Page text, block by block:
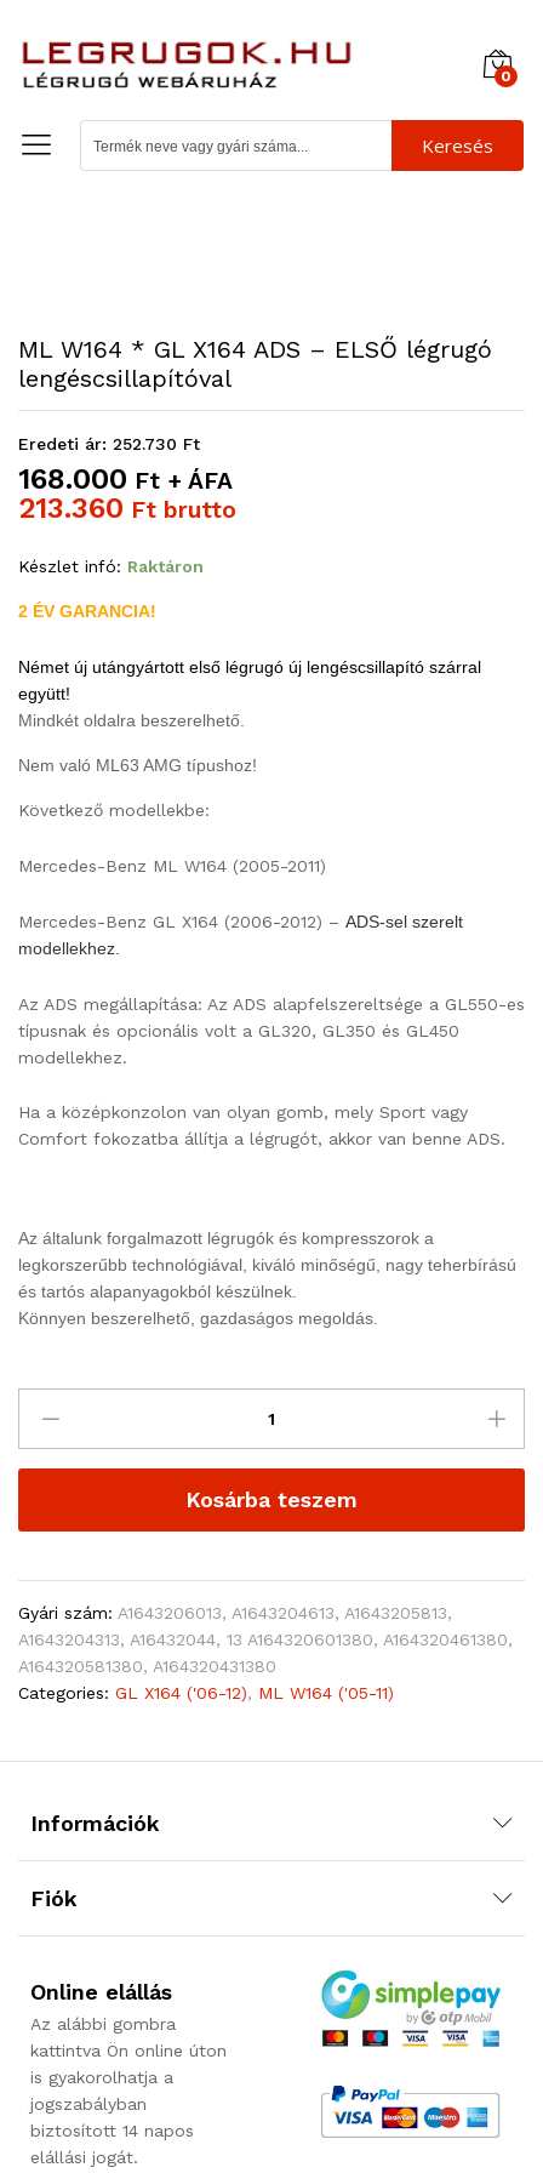
0
Keresés
ML W164 * GL X164 ADS – ELSŐ légrugó
lengéscsillapítóval
Eredeti ár: 252.730 Ft
168.000 Ft + ÁFA
213.360 Ft brutto
Készlet infó: Raktáron
2 ÉV GARANCIA!
Német új utángyártott első légrugó új lengéscsillapító szárral
együtt!
Mindkét oldalra beszerelhető.
Nem való ML63 AMG típushoz!
Következő modellekbe:
Mercedes-Benz ML W164 (2005-2011)
Mercedes-Benz GL X164 (2006-2012) – ADS-sel szerelt
modellekhez.
Az ADS megállapítása: Az ADS alapfelszereltsége a GL550-es
típusnak és opcionális volt a GL320, GL350 és GL450
modellekhez.
Ha a középkonzolon van olyan gomb, mely Sport vagy
Comfort fokozatba állítja a légrugót, akkor van benne ADS.
Az általunk forgalmazott légrugók és kompresszorok a
legkorszerűbb technológiával, kiváló minőségű, nagy teherbírású
és tartós alapanyagokból készülnek.
Könnyen beszerelhető, gazdaságos megoldás.
Kosárba teszem
Gyári szám: A1643206013, A1643204613, A1643205813,
A1643204313, A16432044, 13 A164320601380, A164320461380,
A164320581380, A164320431380
Categories: GL X164 ('06-12), ML W164 ('05-11)
Információk
Fiók
Online elállás
Az alábbi gombra
kattintva Ön online úton
is gyakorolhatja a
jogszabályban
biztosított 14 napos
elállási jogát.